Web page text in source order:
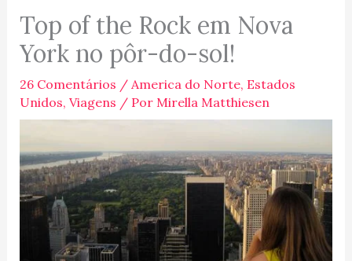
Top of the Rock em Nova
York no pôr-do-sol!
26 Comentários / America do Norte, Estados
Unidos, Viagens / Por Mirella Matthiesen